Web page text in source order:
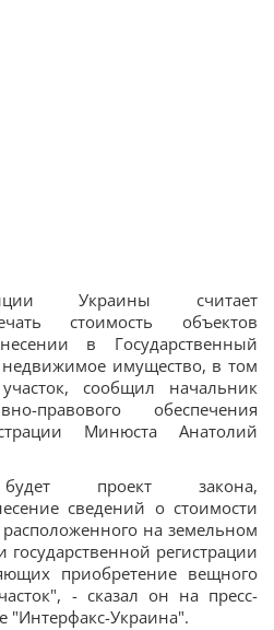
Украины считает
стоимость объектов
в Государственный
имущество, в том
сообщил начальник
правового обеспечения
Минюста Анатолий
проект закона,
сведений о стоимости
на земельном
регистрации
приобретение вещного
- сказал он на пресс-
"Интерфакс-Украина".